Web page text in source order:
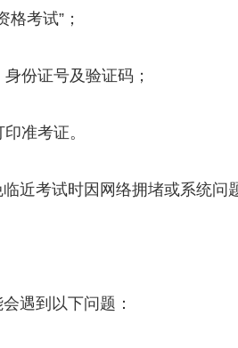
考试”；
份证号及验证码；
准考证。
近考试时因网络拥堵或系统问
遇到以下问题：